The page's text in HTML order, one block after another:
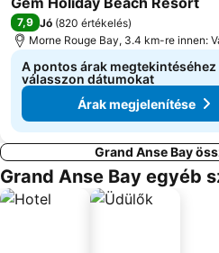
7,9 Jó (820 értékelés)
Morne Rouge Bay, 3.4 km-re innen:
A pontos árak megtekintéséhez
válasszon dátumokat
Árak megjelenítése
Grand Anse Bay
Grand Anse Bay egyéb